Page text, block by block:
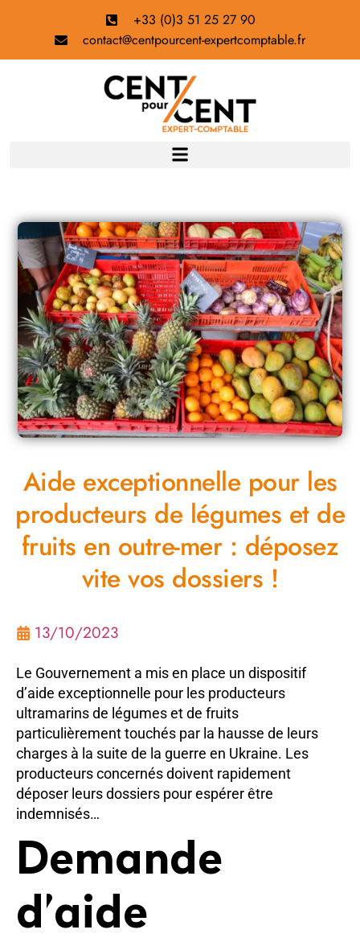
+33 (0)3 51 25 27 90
contact@centpourcent-expertcomptable.fr
Aide exceptionnelle pour les
producteurs de légumes et de
fruits en outre-mer : déposez
vite vos dossiers !
13/10/2023
Le Gouvernement a mis en place un dispositif
d’aide exceptionnelle pour les producteurs
ultramarins de légumes et de fruits
particulièrement touchés par la hausse de leurs
charges à la suite de la guerre en Ukraine. Les
producteurs concernés doivent rapidement
déposer leurs dossiers pour espérer être
indemnisés…
Demande
d’aide